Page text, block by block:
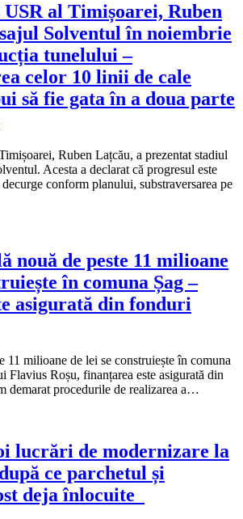
al Timișoarei, Ruben
Solventul în noiembrie
tunelului –
celor 10 linii de cale
să fie gata în a doua parte
Ruben Lațcău, a prezentat stadiul
Acesta a declarat că progresul este
conform planului, substraversarea pe
nouă de peste 11 milioane
în comuna Șag –
asigurată din fonduri
11 milioane de lei se construiește în comuna
Flavius Roșu, finanțarea este asigurată din
demarat procedurile de realizarea a…
lucrări de modernizare la
ce parchetul și
deja înlocuite